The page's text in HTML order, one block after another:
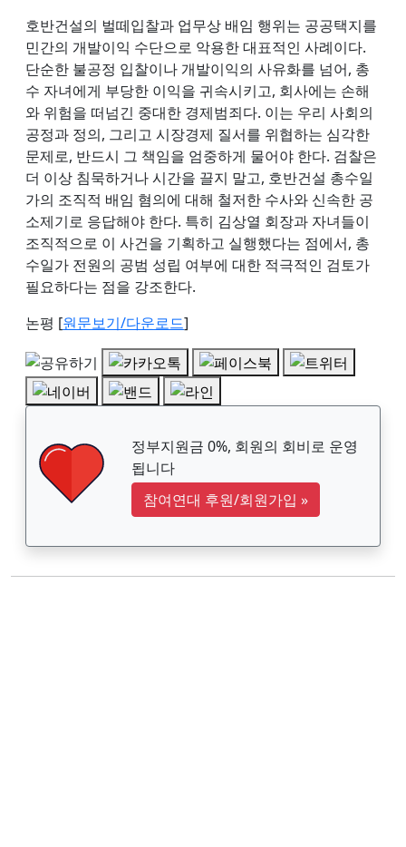
호반건설의 벌떼입찰과 업무상 배임 행위는 공공택지를
민간의 개발이익 수단으로 악용한 대표적인 사례이다.
단순한 불공정 입찰이나 개발이익의 사유화를 넘어, 총
수 자녀에게 부당한 이익을 귀속시키고, 회사에는 손해
와 위험을 떠넘긴 중대한 경제범죄다. 이는 우리 사회의
공정과 정의, 그리고 시장경제 질서를 위협하는 심각한
문제로, 반드시 그 책임을 엄중하게 물어야 한다. 검찰은
더 이상 침묵하거나 시간을 끌지 말고, 호반건설 총수일
가의 조직적 배임 혐의에 대해 철저한 수사와 신속한 공
소제기로 응답해야 한다. 특히 김상열 회장과 자녀들이
조직적으로 이 사건을 기획하고 실행했다는 점에서, 총
수일가 전원의 공범 성립 여부에 대한 적극적인 검토가
필요하다는 점을 강조한다.
논평 [원문보기/다운로드]
정부지원금 0%, 회원의 회비로 운영
됩니다
참여연대 후원/회원가입 »